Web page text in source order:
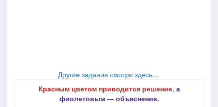
Другие задания смотри здесь...
Красным цветом приводится решение, а
фиолетовым ― объяснение.